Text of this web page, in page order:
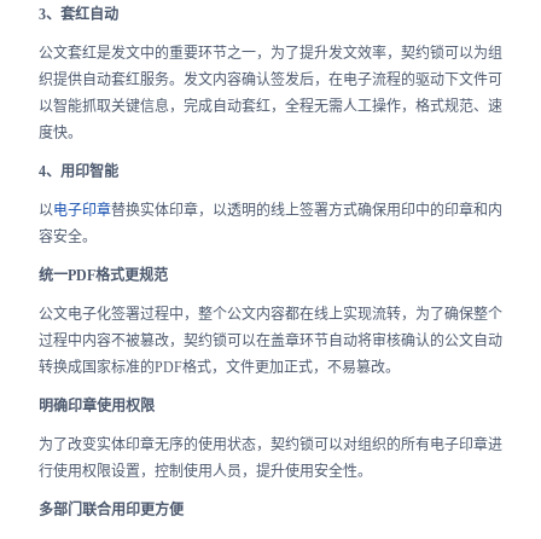
3、套红自动
公文套红是发文中的重要环节之一，为了提升发文效率，契约锁可以为组
织提供自动套红服务。 发文内容确认签发后，在电子流程的驱动下文件可
以智能抓取关键信息，完成自动套红，全程无需人工操作，格式规范、速
度快。
4、用印智能
以电子印章替换实体印章，以透明的线上签署方式确保用印中的印章和内
容安全。
统一PDF格式更规范
公文电子化签署过程中，整个公文内容都在线上实现流转，为了确保整个
过程中内容不被篡改，契约锁可以在盖章环节自动将审核确认的公文自动
转换成国家标准的PDF格式，文件更加正式，不易篡改。
明确印章使用权限
为了改变实体印章无序的使用状态，契约锁可以对组织的所有电子印章进
行使用权限设置，控制使用人员，提升使用安全性。
多部门联合用印更方便